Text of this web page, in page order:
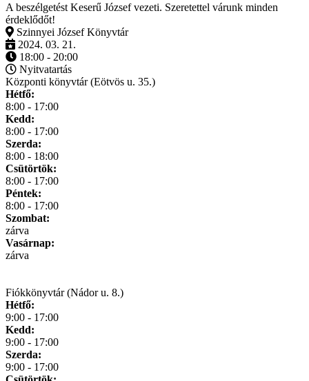
A beszélgetést Keserű József vezeti. Szeretettel várunk minden
érdeklődőt!
Szinnyei József Könyvtár
2024. 03. 21.
18:00 - 20:00
Nyitvatartás
Központi könyvtár (Eötvös u. 35.)
Hétfő:
8:00 - 17:00
Kedd:
8:00 - 17:00
Szerda:
8:00 - 18:00
Csütörtök:
8:00 - 17:00
Péntek:
8:00 - 17:00
Szombat:
zárva
Vasárnap:
zárva
Fiókkönyvtár (Nádor u. 8.)
Hétfő:
9:00 - 17:00
Kedd:
9:00 - 17:00
Szerda:
9:00 - 17:00